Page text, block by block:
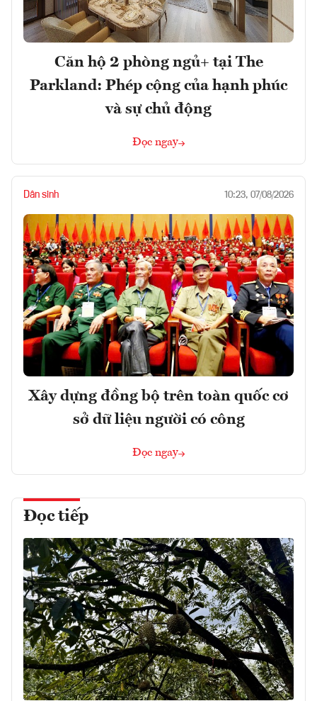
Căn hộ 2 phòng ngủ+ tại The
Parkland: Phép cộng của hạnh phúc
và sự chủ động
Đọc ngay
Dân sinh 10:23, 07/08/2026
Xây dựng đồng bộ trên toàn quốc cơ
sở dữ liệu người có công
Đọc ngay
Đọc tiếp